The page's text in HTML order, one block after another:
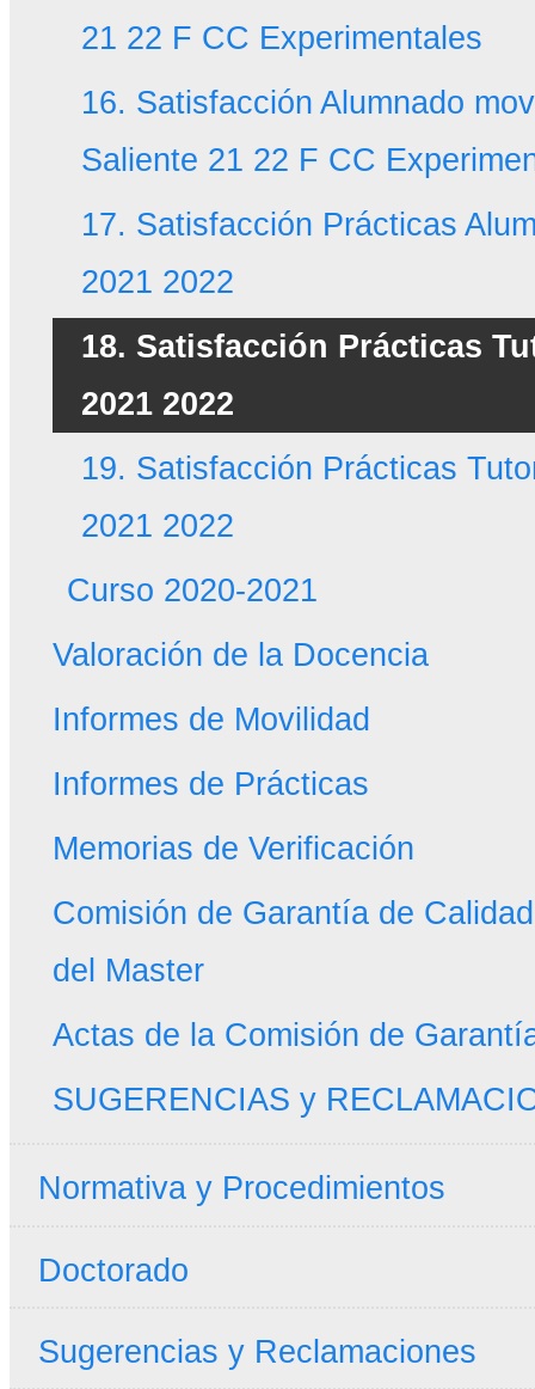
21 22 F CC Experimentales
16. Satisfacción Alumnado
Saliente 21 22 F CC
17. Satisfacción Prácticas
2021 2022
18. Satisfacción Prácticas
2021 2022
19. Satisfacción Prácticas
2021 2022
Curso 2020-2021
Valoración de la Docencia
Informes de Movilidad
Informes de Prácticas
Memorias de Verificación
Comisión de Garantía de
del Master
Actas de la Comisión de
SUGERENCIAS y
Normativa y Procedimientos
Doctorado
Sugerencias y Reclamaciones